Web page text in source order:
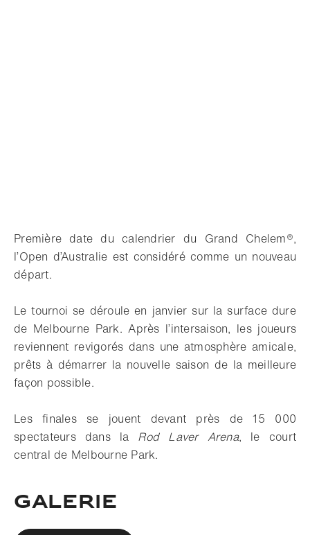
Première date du calendrier du Grand Chelem®,
l’Open d’Australie est considéré comme un nouveau
départ.
Le tournoi se déroule en janvier sur la surface dure
de Melbourne Park. Après l’intersaison, les joueurs
reviennent revigorés dans une atmosphère amicale,
prêts à démarrer la nouvelle saison de la meilleure
façon possible.
Les finales se jouent devant près de 15 000
spectateurs dans la Rod Laver Arena, le court
central de Melbourne Park.
Galerie